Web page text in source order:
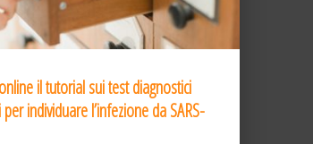
il tutorial sui test diagnostici
per individuare l’infezione da SARS-